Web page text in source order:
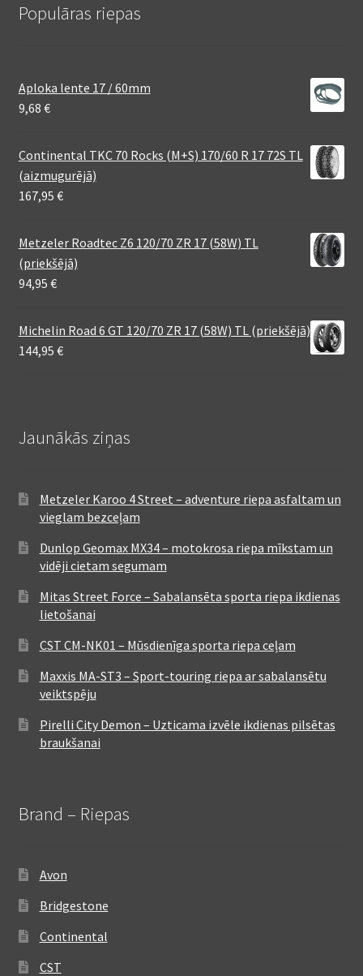
Populāras riepas
Aploka lente 17 / 60mm
9,68 €
Continental TKC 70 Rocks (M+S) 170/60 R 17 72S TL
(aizmugurējā)
167,95 €
Metzeler Roadtec Z6 120/70 ZR 17 (58W) TL
(priekšējā)
94,95 €
Michelin Road 6 GT 120/70 ZR 17 (58W) TL (priekšējā)
144,95 €
Jaunākās ziņas
Metzeler Karoo 4 Street – adventure riepa asfaltam un
vieglam bezceļam
Dunlop Geomax MX34 – motokrosa riepa mīkstam un
vidēji cietam segumam
Mitas Street Force – Sabalansēta sporta riepa ikdienas
lietošanai
CST CM-NK01 – Mūsdienīga sporta riepa ceļam
Maxxis MA-ST3 – Sport-touring riepa ar sabalansētu
veiktspēju
Pirelli City Demon – Uzticama izvēle ikdienas pilsētas
braukšanai
Brand – Riepas
Avon
Bridgestone
Continental
CST